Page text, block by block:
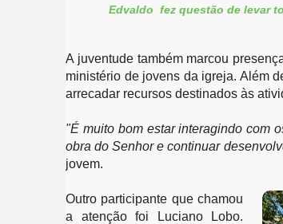
Edvaldo fez questão de levar
A juventude também marcou
ministério de jovens da igreja. Além
arrecadar recursos destinados às
"É muito bom estar interagindo com
obra do Senhor e continuar
jovem.
Outro participante que chamou
a atenção foi Luciano Lobo.